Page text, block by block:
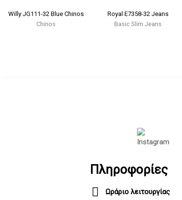
Willy JG111-32 Blue Chinos
Chinos
Royal E7358-32 Jeans
Basic Slim Jeans
Πληροφορίες
Ωράριο λειτουργίας